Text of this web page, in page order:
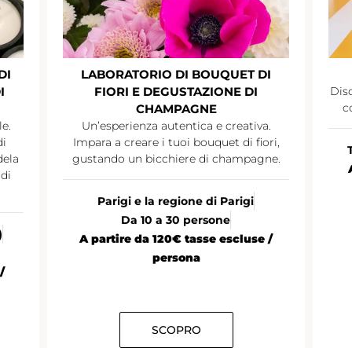
LABORATORIO DI BOUQUET DI
FIORI E DEGUSTAZIONE DI
CHAMPAGNE
Un’esperienza autentica e creativa.
Impara a creare i tuoi bouquet di fiori,
gustando un bicchiere di champagne.
Parigi e la regione di Parigi
Da 10 a 30 persone
A partire da 120€ tasse escluse /
persona
SCOPRO